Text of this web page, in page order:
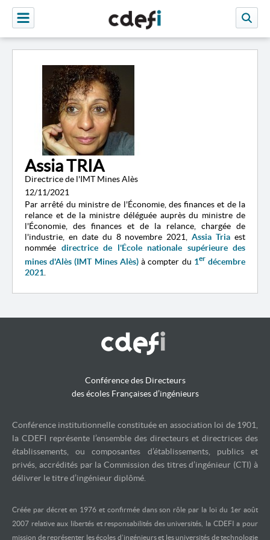
Assia TRIA
Directrice de l'IMT Mines Alès
12/11/2021
Par arrêté du ministre de l'Économie, des finances et de la
relance et de la ministre déléguée auprès du ministre de
l'Économie, des finances et de la relance, chargée de
l'industrie, en date du 8 novembre 2021,Assia Tria est
nommée directrice de l'École nationale supérieure des
mines d'Alès (IMT Mines Alès)à compter du 1er décembre
2021
Conférence des Directeurs
des écoles Françaises d’ingénieurs
Conférence institutionnelle constituée en association loi de 1901,
la CDEFI représente l’ensemble des directeurs et directrices des
établissements, ou composantes d’établissements, publics et
privés, accrédités par la Commission des titres d’ingénieur (CTI) à
délivrer le titre d’ingénieur diplômé.
Créée par décret en 1976 et confirmée dans son rôle par la loi du 1er août
2007 relative aux libertés et responsabilités des universités, la CDEFI a pour
mission de représenter les écoles d’ingénieurs et les universités de technologie